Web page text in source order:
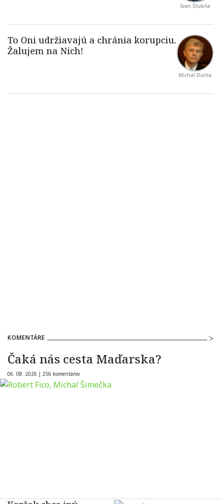
Ivan Štubňa
Michal Durila
KOMENTÁRE
Čaká nás cesta Maďarska?
06. 08. 2026 | 256 komentárov